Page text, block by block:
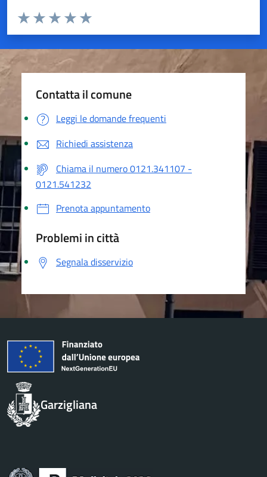
Valuta da 1 a 5 stelle la pagina
Valuta 5 stelle su 5
Valuta 4 stelle su 5
Valuta 3 stelle su 5
Valuta 2 stelle su 5
Valuta 1 stelle su 5
Contatta il comune
Leggi le domande frequenti
Richiedi assistenza
Chiama il numero 0121.341107 -
0121.541232
Prenota appuntamento
Problemi in città
Segnala disservizio
Garzigliana